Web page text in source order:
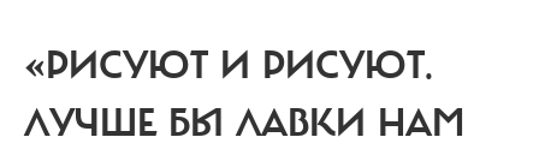
«РИСУЮТ И РИСУЮТ.
ЛУЧШЕ БЫ ЛАВКИ НАМ